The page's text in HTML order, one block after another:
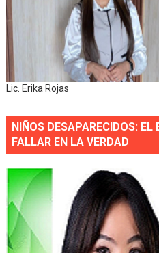
Lic. Erika Rojas
NIÑOS DESAPARECIDOS: EL
FALLAR EN LA VERDAD